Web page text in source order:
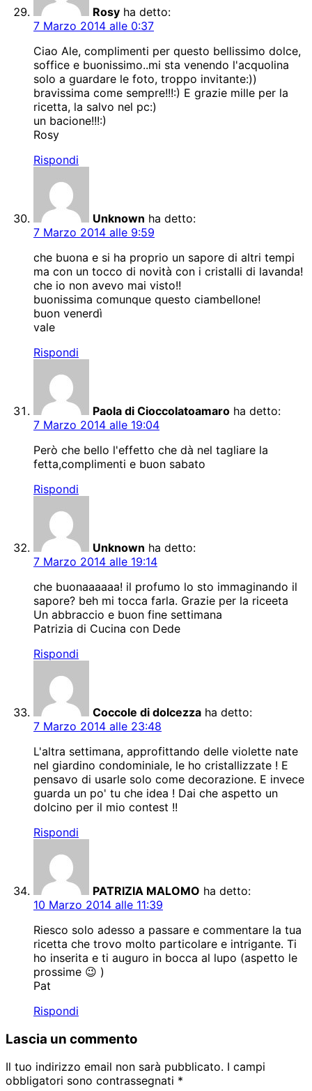
Rosy ha detto:
7 Marzo 2014 alle 0:37
Ciao Ale, complimenti per questo bellissimo dolce,
soffice e buonissimo..mi sta venendo l'acquolina
solo a guardare le foto, troppo invitante:))
bravissima come sempre!!!:) E grazie mille per la
ricetta, la salvo nel pc:)
un bacione!!!:)
Rosy
Rispondi
Unknown ha detto:
7 Marzo 2014 alle 9:59
che buona e si ha proprio un sapore di altri tempi
ma con un tocco di novità con i cristalli di lavanda!
che io non avevo mai visto!!
buonissima comunque questo ciambellone!
buon venerdì
vale
Rispondi
Paola di Cioccolatoamaro ha detto:
7 Marzo 2014 alle 19:04
Però che bello l'effetto che dà nel tagliare la
fetta,complimenti e buon sabato
Rispondi
Unknown ha detto:
7 Marzo 2014 alle 19:14
che buonaaaaaa! il profumo lo sto immaginando il
sapore? beh mi tocca farla. Grazie per la riceeta
Un abbraccio e buon fine settimana
Patrizia di Cucina con Dede
Rispondi
Coccole di dolcezza ha detto:
7 Marzo 2014 alle 23:48
L'altra settimana, approfittando delle violette nate
nel giardino condominiale, le ho cristallizzate ! E
pensavo di usarle solo come decorazione. E invece
guarda un po' tu che idea ! Dai che aspetto un
dolcino per il mio contest !!
Rispondi
PATRIZIA MALOMO ha detto:
10 Marzo 2014 alle 11:39
Riesco solo adesso a passare e commentare la tua
ricetta che trovo molto particolare e intrigante. Ti
ho inserita e ti auguro in bocca al lupo (aspetto le
prossime 😉 )
Pat
Rispondi
Lascia un commento
Il tuo indirizzo email non sarà pubblicato. I campi
obbligatori sono contrassegnati *